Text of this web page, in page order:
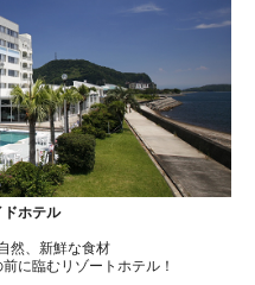
ホテル
然、新鮮な食材
に臨むリゾートホテル！